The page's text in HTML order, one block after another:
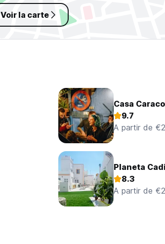
Voir la carte
Casa
9.7
A partir de
Planeta
8.3
A partir de